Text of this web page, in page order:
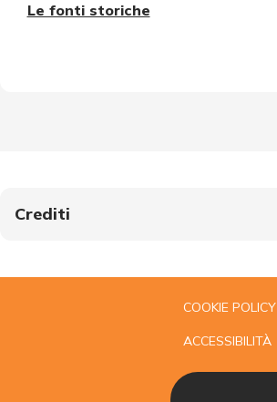
Le fonti storiche
Crediti
COOKIE POLICY
ACCESSIBILITÀ